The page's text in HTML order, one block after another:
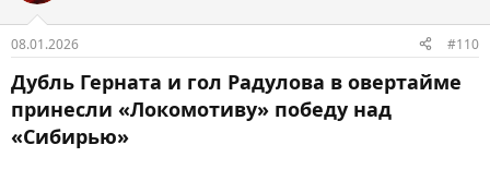
08.01.2026 #110
Дубль Герната и гол Радулова в овертайме
принесли «Локомотиву» победу над
«Сибирью»